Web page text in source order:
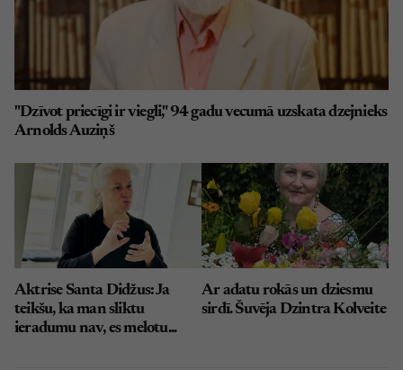
"Dzīvot priecīgi ir viegli," 94 gadu vecumā uzskata dzejnieks
Arnolds Auziņš
Aktrise Santa Didžus: Ja
teikšu, ka man sliktu
ieradumu nav, es melotu...
Ar adatu rokās un dziesmu
sirdī. Šuvēja Dzintra Kolveite